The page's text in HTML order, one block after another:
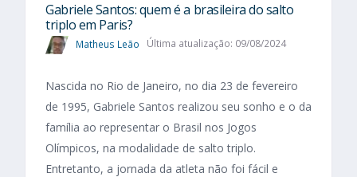
Gabriele Santos: quem é a brasileira do salto
triplo em Paris?
Matheus Leão Última atualização: 09/08/2024
Nascida no Rio de Janeiro, no dia 23 de fevereiro
de 1995, Gabriele Santos realizou seu sonho e o da
família ao representar o Brasil nos Jogos
Olímpicos, na modalidade de salto triplo.
Entretanto, a jornada da atleta não foi fácil e